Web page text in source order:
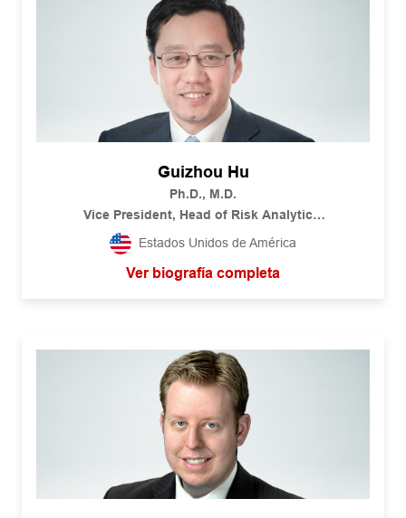
Guizhou Hu
Ph.D., M.D.
Vice President, Head of Risk Analytics
Global Underwriting, Claims, and Medical
Estados Unidos de América
Ver biografía completa